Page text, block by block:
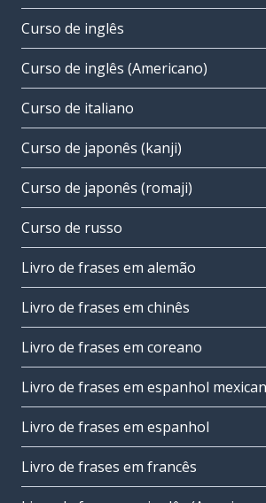
Curso de inglês
Curso de inglês (Americano)
Curso de italiano
Curso de japonês (kanji)
Curso de japonês (romaji)
Curso de russo
Livro de frases em alemão
Livro de frases em chinês
Livro de frases em coreano
Livro de frases em espanhol
Livro de frases em espanhol
Livro de frases em francês